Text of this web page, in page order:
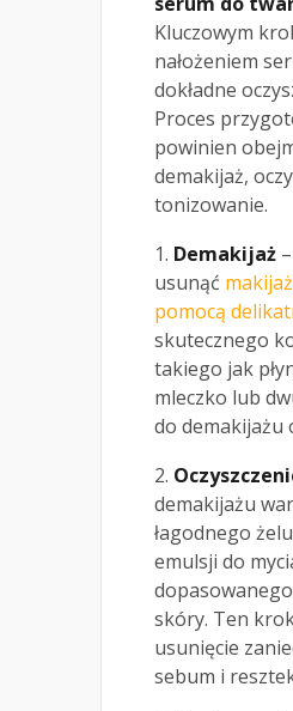
Kluczowym
nałożeniem
dokładne
Proces
powinien
demakijaż,
tonizowanie.
1. Demakijaż
usunąć
pomocą
skutecznego
takiego jak
mleczko lub
do demakijażu
2.
demakijażu
łagodnego
emulsji do
skóry. Ten
usunięcie
sebum i